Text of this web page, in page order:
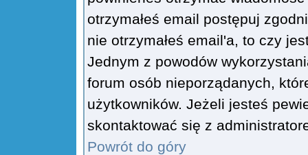
otrzymałeś email postępuj
nie otrzymałeś email'a, to czy
Jednym z powodów
forum osób nieporządanych,
użytkowników. Jeżeli jesteś
skontaktować się z
Powrót do góry